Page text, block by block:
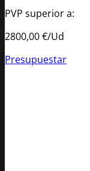
PVP superior a:
2800,00€/Ud
Presupuestar